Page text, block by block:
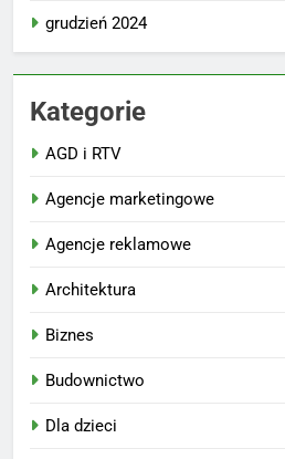
grudzień 2024
Kategorie
AGD i RTV
Agencje marketingowe
Agencje reklamowe
Architektura
Biznes
Budownictwo
Dla dzieci